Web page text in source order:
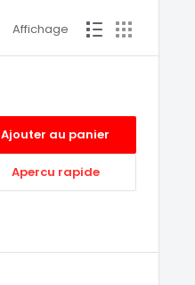
Affichage
Ajouter au panier
Apercu rapide